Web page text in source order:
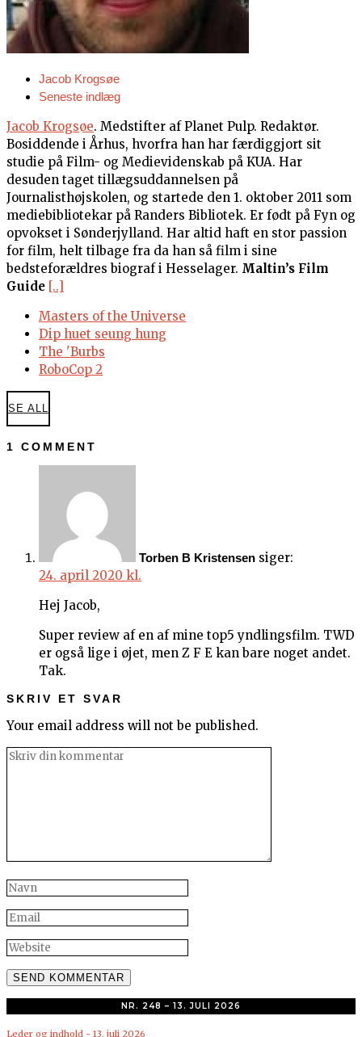
Jacob Krogsøe
Seneste indlæg
Jacob Krogsøe. Medstifter af Planet Pulp. Redaktør.
Bosiddende i Århus, hvorfra han har færdiggjort sit
studie på Film- og Medievidenskab på KUA. Har
desuden taget tillægsuddannelsen på
Journalisthøjskolen, og startede den 1. oktober 2011 som
mediebibliotekar på Randers Bibliotek. Er født på Fyn og
opvokset i Sønderjylland. Har altid haft en stor passion
for film, helt tilbage fra da han så film i sine
bedsteforældres biograf i Hesselager. Maltin’s Film
Guide [..]
Masters of the Universe
Dip huet seung hung
The 'Burbs
RoboCop 2
SE ALL
1 COMMENT
Torben B Kristensen siger:
24. april 2020 kl.
Hej Jacob,
Super review af en af mine top5 yndlingsfilm. TWD
er også lige i øjet, men Z F E kan bare noget andet.
Tak.
SKRIV ET SVAR
Your email address will not be published.
NR. 248 – 13. JULI 2026
Leder og indhold - 13. juli 2026